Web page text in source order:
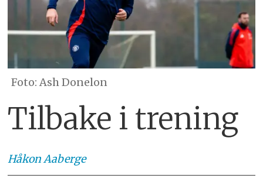
Ash Donelon
Tilbake i trening
HåkonAaberge